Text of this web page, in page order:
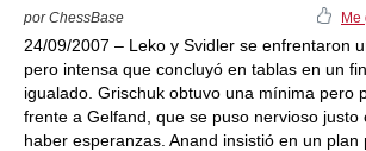
por ChessBase Me
24/09/2007 – Leko y Svidler se enfrentaron
pero intensa que concluyó en tablas en un
igualado. Grischuk obtuvo una mínima pero
frente a Gelfand, que se puso nervioso justo
haber esperanzas. Anand insistió en un plan